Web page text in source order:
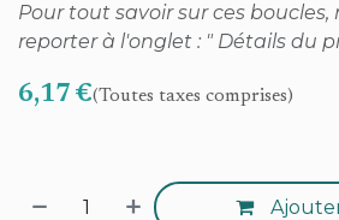
Pour tout savoir sur ces boucles,
reporter à l'onglet : " Détails du
6,17 €(Toutes taxes comprises)